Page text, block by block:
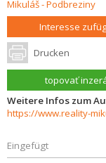
Interesse
Drucken
topovať
Weitere Infos zum
Eingefügt